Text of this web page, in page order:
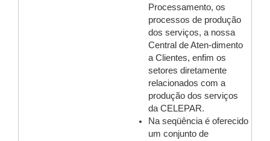
Processamento, os
processos de produção
dos serviços, a nossa
Central de Aten-dimento
a Clientes, enfim os
setores diretamente
relacionados com a
produção dos serviços
da CELEPAR.
Na seqüência é oferecido
um conjunto de